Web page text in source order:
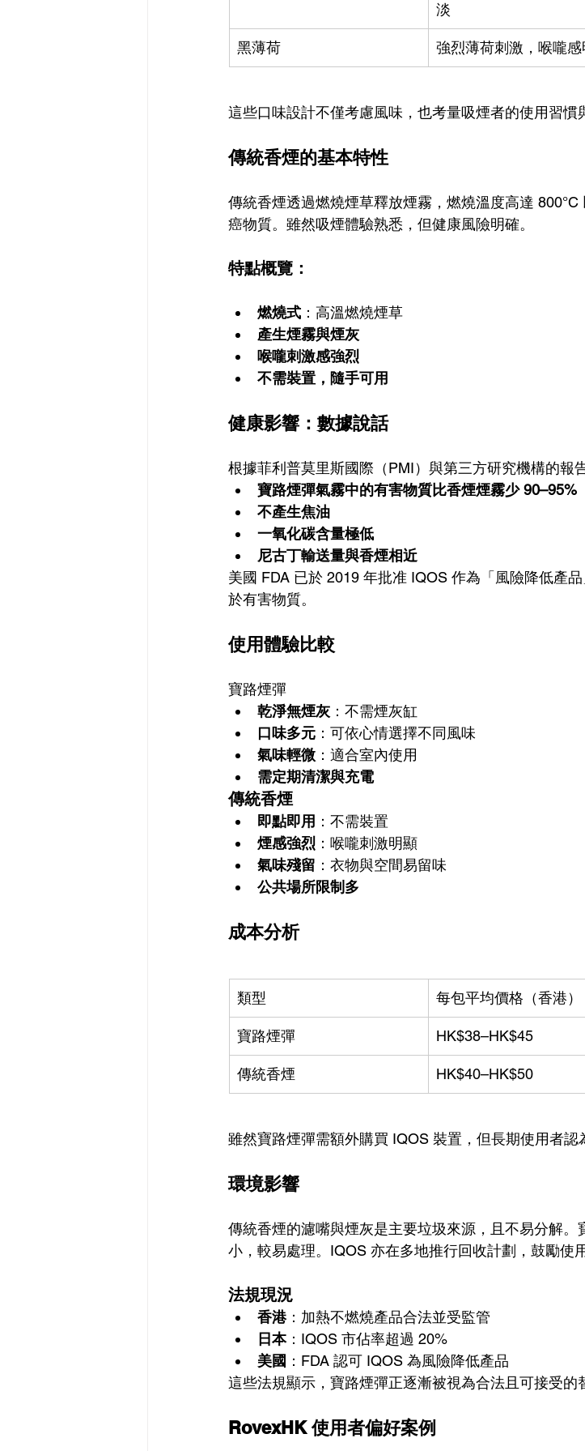
淡
黑薄荷 強烈薄荷刺激，喉嚨
這些口味設計不僅考慮風味，也考量吸煙者的使用習慣
傳統香煙的基本特性
傳統香煙透過燃燒煙草釋放煙霧，燃燒溫度高達
癌物質。雖然吸煙體驗熟悉，但健康風險明確。
特點概覽：
燃燒式 ：高溫燃燒煙草
產生煙霧與煙灰
喉嚨刺激感強烈
不需裝置，隨手可用
健康影響：數據說話
根據菲利普莫里斯國際（PMI）與第三方研究機構的報
寶路煙彈氣霧中的有害物質比香煙煙霧少 90–95%
不產生焦油
一氧化碳含量極低
尼古丁輸送量與香煙相近
美國 FDA 已於 2019 年批准 IQOS 作為「風險降低產
於有害物質。
使用體驗比較
寶路煙彈
乾淨無煙灰 ：不需煙灰缸
口味多元 ：可依心情選擇不同風味
氣味輕微 ：適合室內使用
需定期清潔與充電
傳統香煙
即點即用 ：不需裝置
煙感強烈 ：喉嚨刺激明顯
氣味殘留 ：衣物與空間易留味
公共場所限制多
成本分析
類型 每包平均價格（香港）
寶路煙彈 HK$38–HK$45
傳統香煙 HK$40–HK$50
雖然寶路煙彈需額外購買 IQOS 裝置，但長期使用者認
環境影響
傳統香煙的濾嘴與煙灰是主要垃圾來源，且不易分解
小，較易處理。IQOS 亦在多地推行回收計劃，鼓勵使
法規現況
香港：加熱不燃燒產品合法並受監管
日本：IQOS 市佔率超過 20%
美國 ：FDA 認可 IQOS 為風險降低產品
這些法規顯示，寶路煙彈正逐漸被視為合法且可接受的
RovexHK 使用者偏好案例